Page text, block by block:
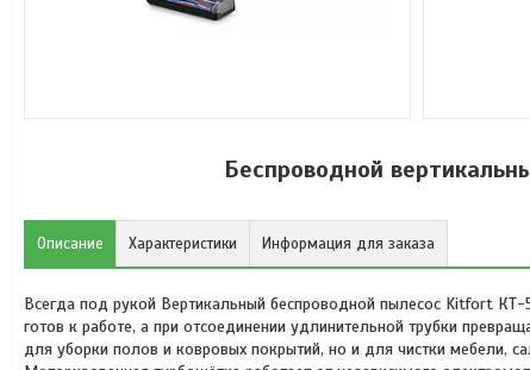
Беспроводной
Описание Характеристики Информация для заказа
Всегда под рукой Вертикальный беспроводной пылесос Kitfort КТ-
готов к работе, а при отсоединении удлинительной трубки
для уборки полов и ковровых покрытий, но и для чистки мебели,